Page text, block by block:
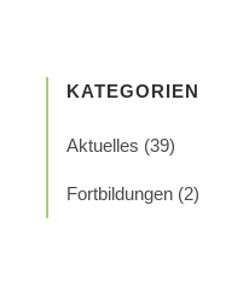
KATEGORIEN
Aktuelles (39)
Fortbildungen (2)